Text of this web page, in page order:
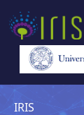
IRIS